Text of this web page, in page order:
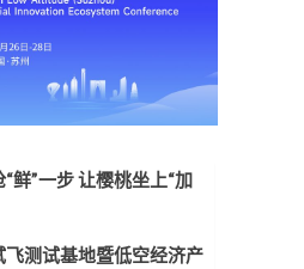
鲜”一步 让樱桃坐上“加
测试基地暨低空经济产